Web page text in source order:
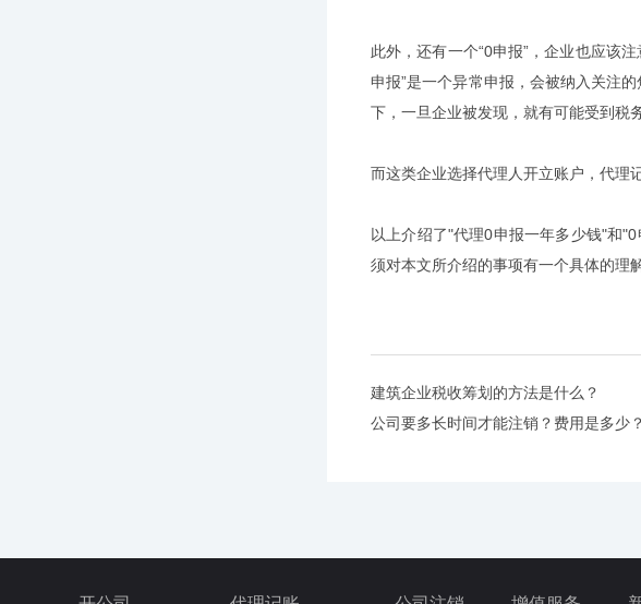
此外，还有一个“0申报”，企业也应该
申报”是一个异常申报，会被纳入关注
下，一旦企业被发现，就有可能受到税
而这类企业选择代理人开立账户，代理
以上介绍了"代理0申报一年多少钱"和
须对本文所介绍的事项有一个具体的理
建筑企业税收筹划的方法是什么？
公司要多长时间才能注销？费用是多少？